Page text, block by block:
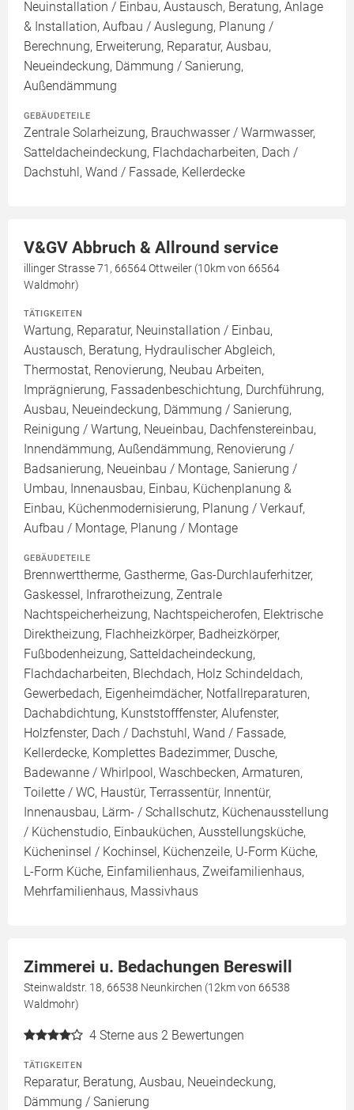
Neuinstallation / Einbau, Austausch, Beratung, Anlage
& Installation, Aufbau / Auslegung, Planung /
Berechnung, Erweiterung, Reparatur, Ausbau,
Neueindeckung, Dämmung / Sanierung,
Außendämmung
GEBÄUDETEILE
Zentrale Solarheizung, Brauchwasser / Warmwasser,
Satteldacheindeckung, Flachdacharbeiten, Dach /
Dachstuhl, Wand / Fassade, Kellerdecke
V&GV Abbruch & Allround service
illinger Strasse 71, 66564 Ottweiler (10km von 66564
Waldmohr)
TÄTIGKEITEN
Wartung, Reparatur, Neuinstallation / Einbau,
Austausch, Beratung, Hydraulischer Abgleich,
Thermostat, Renovierung, Neubau Arbeiten,
Imprägnierung, Fassadenbeschichtung, Durchführung,
Ausbau, Neueindeckung, Dämmung / Sanierung,
Reinigung / Wartung, Neueinbau, Dachfenstereinbau,
Innendämmung, Außendämmung, Renovierung /
Badsanierung, Neueinbau / Montage, Sanierung /
Umbau, Innenausbau, Einbau, Küchenplanung &
Einbau, Küchenmodernisierung, Planung / Verkauf,
Aufbau / Montage, Planung / Montage
GEBÄUDETEILE
Brennwerttherme, Gastherme, Gas-Durchlauferhitzer,
Gaskessel, Infrarotheizung, Zentrale
Nachtspeicherheizung, Nachtspeicherofen, Elektrische
Direktheizung, Flachheizkörper, Badheizkörper,
Fußbodenheizung, Satteldacheindeckung,
Flachdacharbeiten, Blechdach, Holz Schindeldach,
Gewerbedach, Eigenheimdächer, Notfallreparaturen,
Dachabdichtung, Kunststofffenster, Alufenster,
Holzfenster, Dach / Dachstuhl, Wand / Fassade,
Kellerdecke, Komplettes Badezimmer, Dusche,
Badewanne / Whirlpool, Waschbecken, Armaturen,
Toilette / WC, Haustür, Terrassentür, Innentür,
Innenausbau, Lärm- / Schallschutz, Küchenausstellung
/ Küchenstudio, Einbauküchen, Ausstellungsküche,
Kücheninsel / Kochinsel, Küchenzeile, U-Form Küche,
L-Form Küche, Einfamilienhaus, Zweifamilienhaus,
Mehrfamilienhaus, Massivhaus
Zimmerei u. Bedachungen Bereswill
Steinwaldstr. 18, 66538 Neunkirchen (12km von 66538
Waldmohr)
4 Sterne aus 2 Bewertungen
TÄTIGKEITEN
Reparatur, Beratung, Ausbau, Neueindeckung,
Dämmung / Sanierung